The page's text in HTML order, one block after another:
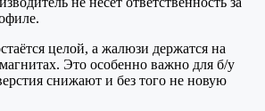
целой, а жалюзи держатся на
Это особенно важно для б/у
снижают и без того не новую